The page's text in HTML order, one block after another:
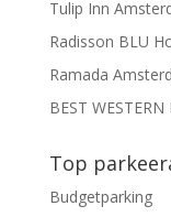
Tulip Inn
Radisson BLU
Ramada
BEST
Top
Budgetparking